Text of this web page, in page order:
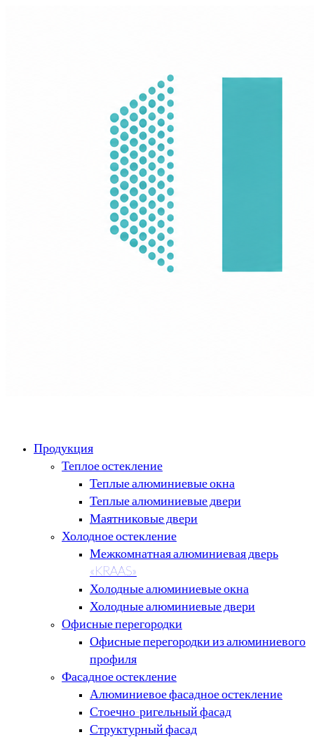
Продукция
Теплое остекление
Теплые алюминиевые окна
Теплые алюминиевые двери
Маятниковые двери
Холодное остекление
Межкомнатная алюминиевая дверь
«KRAAS»
Холодные алюминиевые окна
Холодные алюминиевые двери
Офисные перегородки
Офисные перегородки из алюминиевого
профиля
Фасадное остекление
Алюминиевое фасадное остекление
Стоечно-ригельный фасад
Структурный фасад